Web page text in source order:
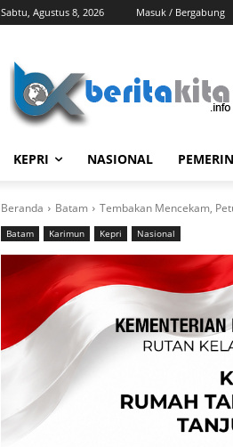
Sabtu, Agustus 8, 2026 Masuk / Bergabung
KEPRI NASIONAL
Beranda Batam Tembakan Mencekam,
Batam Karimun Kepri Nasional